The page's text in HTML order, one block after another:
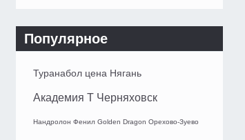
Популярное
Туранабол цена Нягань
Академия Т Черняховск
Нандролон Фенил Golden Dragon Орехово-Зуево